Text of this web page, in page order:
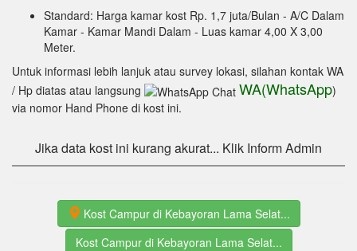
Standard: Harga kamar kost Rp. 1,7 juta/Bulan - A/C Dalam
Kamar - Kamar Mandi Dalam - Luas kamar 4,00 X 3,00
Meter.
Untuk informasi lebih lanjuk atau survey lokasi, silahan kontak WA
/ Hp diatas atau langsung
WA(WhatsApp)
via nomor Hand Phone di kost ini.
Jika data kost ini kurang akurat... Klik Inform Admin
Kost Campur di Kebayoran Lama Selat...
Kost Campur di Kebayoran Lama Selat...